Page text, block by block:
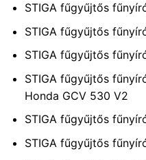
STIGA fűgyűjtős
STIGA fűgyűjtős
STIGA fűgyűjtős
STIGA fűgyűjtős
Honda GCV 530 V2
STIGA fűgyűjtős
STIGA fűgyűjtős